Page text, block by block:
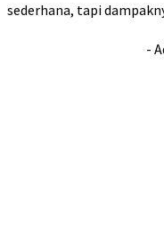
sederhana, tapi
-